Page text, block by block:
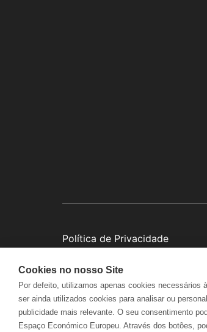
Política de Privacidade
Cookies no nosso Site
Por defeito, utilizamos apenas cookies necessários
ser ainda utilizados cookies para analisar ou
publicidade mais relevante. O seu consentimento
Espaço Económico Europeu. Através dos botões,